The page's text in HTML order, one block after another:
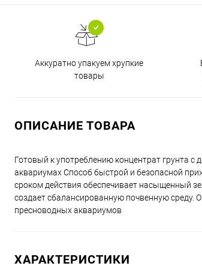
Аккуратно упакуем хрупкие
товары
ОПИСАНИЕ ТОВАРА
Готовый к употреблению концентрат грунта
аквариумах Способ быстрой и безопасной
сроком действия обеспечивает насыщенный
создает сбалансированную почвенную среду.
пресноводных аквариумов
ХАРАКТЕРИСТИКИ